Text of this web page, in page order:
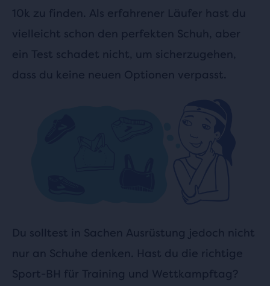
10k zu finden. Als erfahrener Läufer hast du
vielleicht schon den perfekten Schuh, aber
ein Test schadet nicht, um sicherzugehen,
dass du keine neuen Optionen verpasst.
Du solltest in Sachen Ausrüstung jedoch nicht
nur an Schuhe denken. Hast du die richtige
Sport-BH für Training und Wettkampftag?